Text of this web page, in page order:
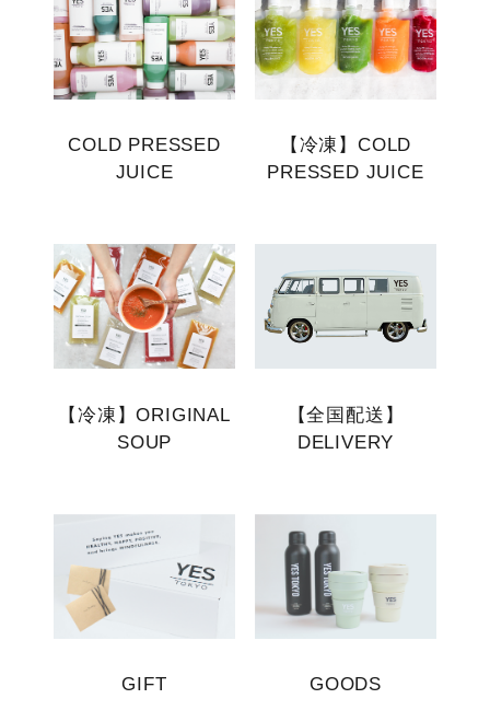
COLD PRESSED
JUICE
【冷凍】COLD
PRESSED JUICE
【冷凍】ORIGINAL
SOUP
【全国配送】
DELIVERY
GIFT GOODS